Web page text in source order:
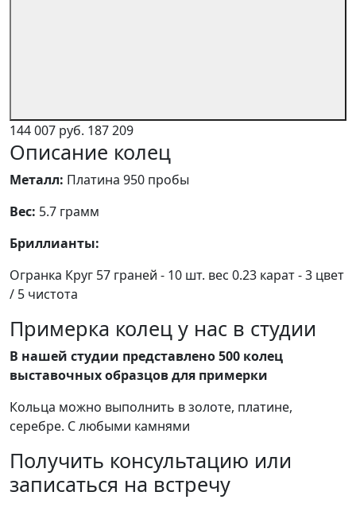
144 007 руб. 187 209
Описание колец
Металл: Платина 950 пробы
Вес: 5.7 грамм
Бриллианты:
Огранка Круг 57 граней - 10 шт. вес 0.23 карат - 3 цвет
/ 5 чистота
Примерка колец у нас в студии
В нашей студии представлено 500 колец
выставочных образцов для примерки
Кольца можно выполнить в золоте, платине,
серебре. С любыми камнями
Получить консультацию или
записаться на встречу